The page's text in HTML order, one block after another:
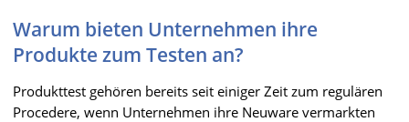
Warum bieten Unternehmen ihre
Produkte zum Testen an?
Produkttest gehören bereits seit einiger Zeit zum regulären
Procedere, wenn Unternehmen ihre Neuware vermarkten